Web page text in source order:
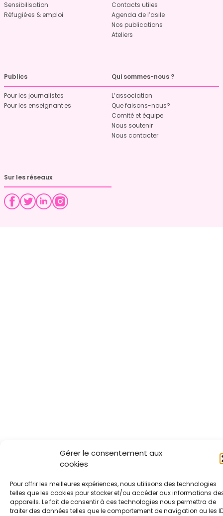
Gérer le consentement aux
cookies
Pour offrir les meilleures expériences, nous utilisons des technologies
telles que les cookies pour stocker et/ou accéder aux informations
appareils. Le fait de consentir à ces technologies nous permettra de
traiter des données telles que le comportement de navigation ou les
Sensibilisation
Réfugié·es & emploi
Contacts utiles
Agenda de l’asile
Nos publications
Ateliers
Publics
Pour les journalistes
Pour les enseignant·es
Qui sommes-nous ?
L’association
Que faisons-nous?
Comité et équipe
Nous soutenir
Nous contacter
Sur les réseaux